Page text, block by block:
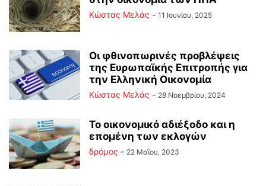
Κώστας Μελάς - 11 Ιουνίου, 2025
Οι φθινοπωρινές προβλέψεις
της Ευρωπαϊκής Επιτροπής για
την Ελληνική Οικονομία
Κώστας Μελάς - 28 Νοεμβρίου, 2024
Το οικονομικό αδιέξοδο και η
επομένη των εκλογών
δρόμος - 22 Μαΐου, 2023